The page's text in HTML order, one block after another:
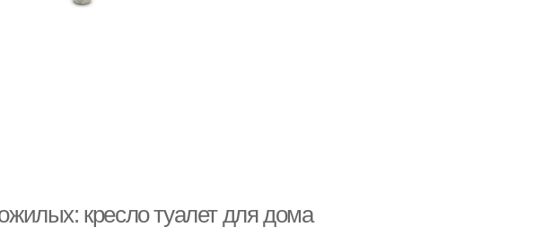
кресло туалет для дома